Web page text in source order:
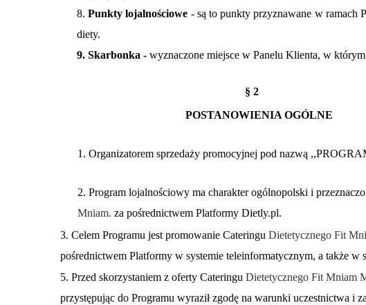
8.Punkty lojalnościowe - są to punkty przyznawane w ramach
diety.
9. Skarbonka -wyznaczone miejsce w Panelu Klienta, w
§ 2
POSTANOWIENIA OGÓLNE
1. Organizatorem sprzedaży promocyjnej pod nazwą
2. Program lojalnościowy ma charakter ogólnopolski i
Mniam. za pośrednictwem Platformy Dietly.pl.
3. Celem Programu jest promowanie Cateringu Dietetycznego Fit
pośrednictwem Platformy w systemie teleinformatycznym, a także
5. Przed skorzystaniem z oferty Cateringu Dietetycznego Fit Mniam
przystępując do Programu wyraził zgodę na warunki uczestnictwa i